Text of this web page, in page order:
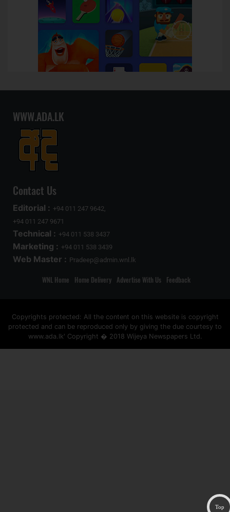
Top
WWW.ADA.LK
Contact Us
Editorial : +94 011 247 9642,
+94 011 247 9671
Technical : +94 011 538 3437
Marketing : +94 011 538 3439
Web Master : Pradeep@admin.wnl.lk
WNL Home Home Delivery Advertise With Us Feedback
Copyrights protected: All the content on this website is copyright
protected and can be reproduced only by giving the due courtesy to
www.ada.lk' Copyright � 2018 Wijeya Newspapers Ltd.